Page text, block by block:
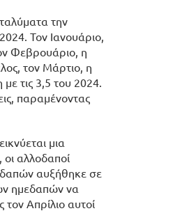
την
Τον Ιανουάριο,
Φεβρουάριο, η
τον Μάρτιο, η
τις 3,5 του 2024.
παραμένοντας
μια
αλλοδαποί
αυξήθηκε σε
ημεδαπών να
Απρίλιο αυτοί